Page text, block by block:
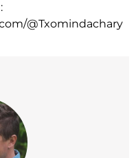
@Txomindachary